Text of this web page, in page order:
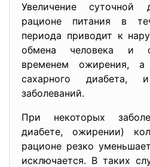
Увеличение
рационе питания в
периода приводит к
обмена человека и
временем ожирения,
сахарного диабета,
заболеваний.
При некоторых
диабете, ожирении)
рационе резко
исключается. В таких